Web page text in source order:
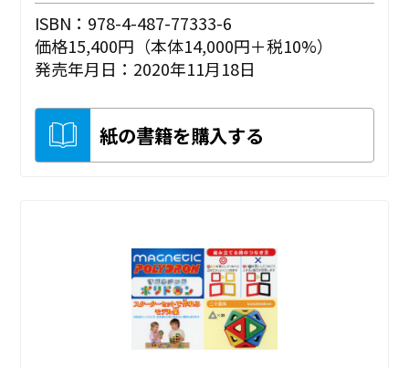
ISBN：978-4-487-77333-6
価格15,400円（本体14,000円＋税10%）
発売年月日：2020年11月18日
紙の書籍を購入する